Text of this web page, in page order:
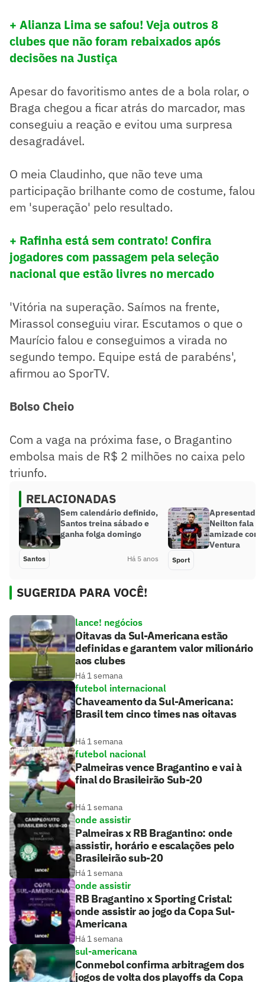
+ Alianza Lima se safou! Veja outros 8
clubes que não foram rebaixados após
decisões na Justiça
Apesar do favoritismo antes de a bola rolar, o
Braga chegou a ficar atrás do marcador, mas
conseguiu a reação e evitou uma surpresa
desagradável.
O meia Claudinho, que não teve uma
participação brilhante como de costume, falou
em 'superação' pelo resultado.
+ Rafinha está sem contrato! Confira
jogadores com passagem pela seleção
nacional que estão livres no mercado
'Vitória na superação. Saímos na frente,
Mirassol conseguiu virar. Escutamos o que o
Maurício falou e conseguimos a virada no
segundo tempo. Equipe está de parabéns',
afirmou ao SporTV.
Bolso Cheio
Com a vaga na próxima fase, o Bragantino
embolsa mais de R$ 2 milhões no caixa pelo
triunfo.
RELACIONADAS
Sem calendário definido,
Santos treina sábado e
ganha folga domingo
Santos Há 5 anos
Apresentado
Neilton fala
amizade com
Ventura
Sport
SUGERIDA PARA VOCÊ!
lance! negócios
Oitavas da Sul-Americana estão
definidas e garantem valor milionário
aos clubes
Há 1 semana
futebol internacional
Chaveamento da Sul-Americana:
Brasil tem cinco times nas oitavas
Há 1 semana
futebol nacional
Palmeiras vence Bragantino e vai à
final do Brasileirão Sub-20
Há 1 semana
onde assistir
Palmeiras x RB Bragantino: onde
assistir, horário e escalações pelo
Brasileirão sub-20
Há 1 semana
onde assistir
RB Bragantino x Sporting Cristal:
onde assistir ao jogo da Copa Sul-
Americana
Há 1 semana
sul-americana
Conmebol confirma arbitragem dos
jogos de volta dos playoffs da Copa